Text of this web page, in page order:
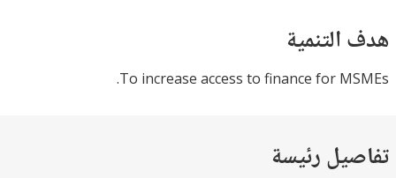
To increase access to finance for
رئيسة